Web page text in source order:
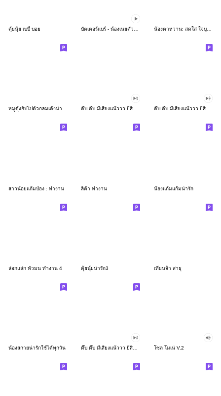
ตุ้ยนุ้ย เบบี้ บอย น้องตาหวาน: สดใส ใจบุญ (สีพาสเทล)
หมูดุ้งฮิปโปตัวกลมเด้งน่ารัก ดึ๊บ ดึ๊บ มีเสียงแน้ววว ยี่สิบเจ็ด ดึ๊บ ดึ๊บ มีเสียงแน้ววว ยี่สิบหก
สาวน้อยแก้มป่อง : ทำงาน ลิต้า ทำงาน น้องแก้มแก้มน่ารัก
ล่อกแล่ก หัวมน ทำงาน 4 ตุ้ยนุ้ยน่ารัก3 เทียนจ้า สาธุ
น้องสกายน่ารักใช้ได้ทุกวัน ดึ๊บ ดึ๊บ มีเสียงแน้ววว ยี่สิบสอง โซล โมเน่ V.2